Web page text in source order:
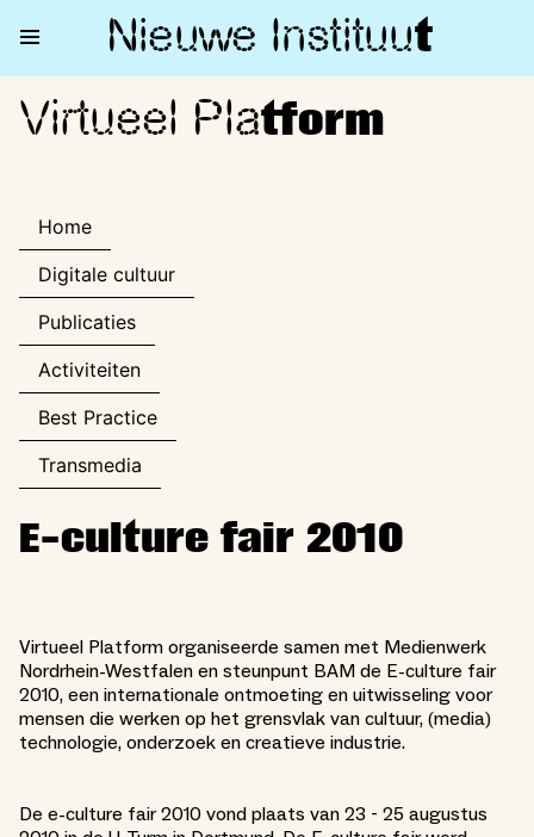
Nieuwe Instituut
Virtueel Platform
Virtueel Platform
Home
Digitale cultuur
Publicaties
Activiteiten
Best Practice
Transmedia
E-culture fair 2010
​Virtueel Platform organiseerde samen met Medienwerk
Nordrhein-Westfalen en steunpunt BAM de E-culture fair
2010, een internationale ontmoeting en uitwisseling voor
mensen die werken op het grensvlak van cultuur, (media)
technologie, onderzoek en creatieve industrie.
De e-culture fair 2010 vond plaats van 23 - 25 augustus